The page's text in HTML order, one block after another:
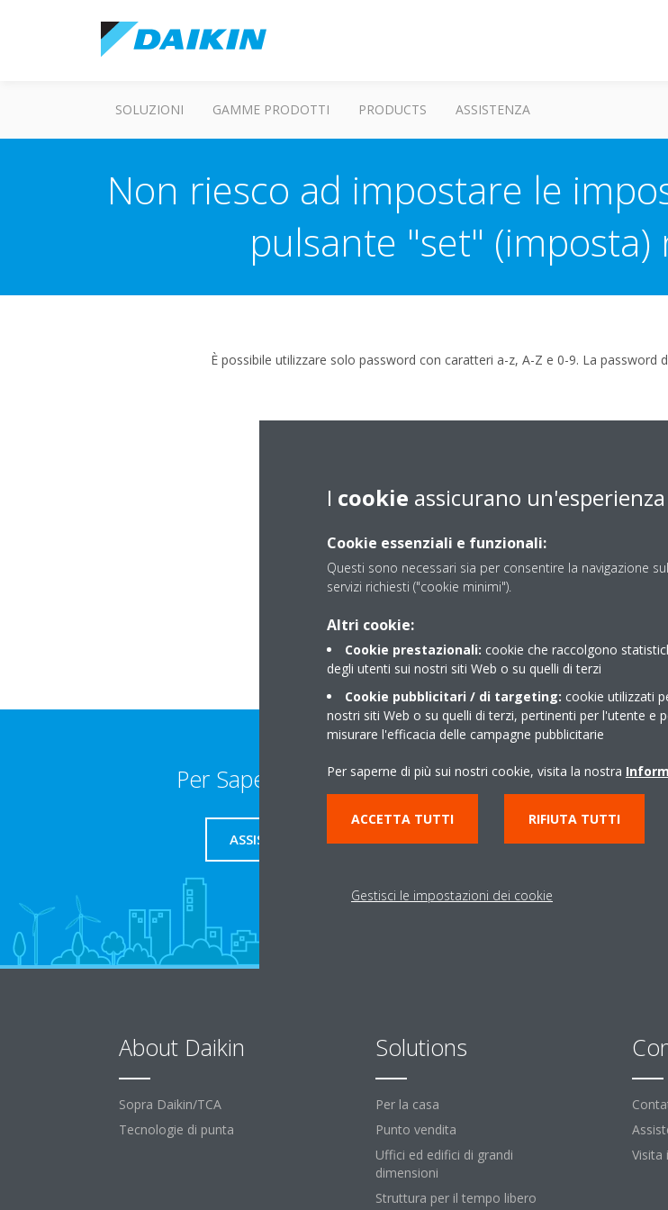
SOLUZIONI GAMME PRODOTTI PRODUCTS ASSISTENZA
Non riesco ad impostare le
pulsante "set"
È possibile utilizzare solo password con caratteri a-z, A-Z e 0-9. La password
Per Saperne Di Più
ASSISTENZA
About Daikin
Sopra Daikin/TCA
Tecnologie di punta
Solutions
Per la casa
Punto vendita
Uffici ed edifici di grandi
dimensioni
Struttura per il tempo libero
Visita
I cookie assicurano
Cookie essenziali e funzionali:
Questi sono necessari sia per consentire la navigazione
servizi richiesti ("cookie minimi").
Altri cookie:
Cookie prestazionali: cookie che raccolgono
degli utenti sui nostri siti Web o su quelli di terzi
Cookie pubblicitari / di targeting: cookie utilizzati
nostri siti Web o su quelli di terzi, pertinenti per l'utente e
misurare l'efficacia delle campagne pubblicitarie
Per saperne di più sui nostri cookie, visita la nostra
ACCETTA TUTTI RIFIUTA TUTTI
Gestisci le impostazioni dei cookie